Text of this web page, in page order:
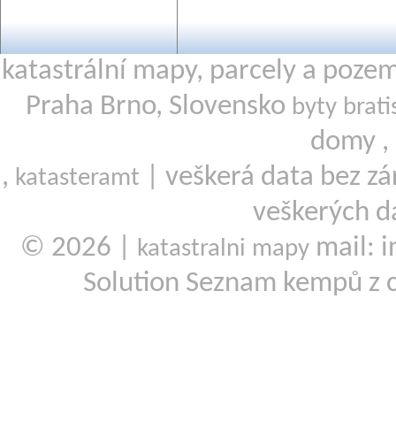
katastrální mapy, parcely a
Praha Brno, Slovensko byty
domy ,
, katasteramt
| veškerá data bez
veškerých
© 2026 |
katastralni mapy mail:
Solution Seznam kempů z